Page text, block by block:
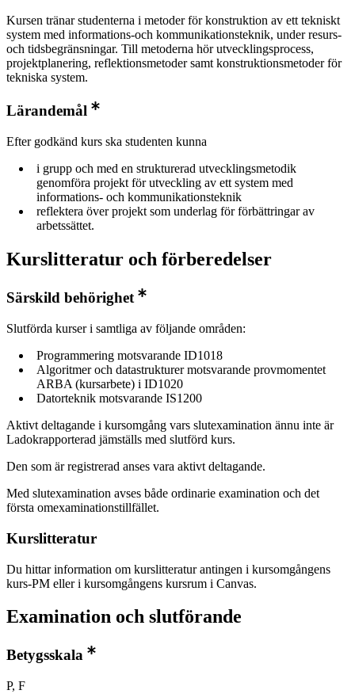
Kursen tränar studenterna i metoder för konstruktion av ett tekniskt
system med informations-och kommunikationsteknik, under resurs-
och tidsbegränsningar. Till metoderna hör utvecklingsprocess,
projektplanering, reflektionsmetoder samt konstruktionsmetoder för
tekniska system.
Lärandemål
Efter godkänd kurs ska studenten kunna
i grupp och med en strukturerad utvecklingsmetodik
genomföra projekt för utveckling av ett system med
informations- och kommunikationsteknik
reflektera över projekt som underlag för förbättringar av
arbetssättet.
Kurslitteratur och förberedelser
Särskild behörighet
Slutförda kurser i samtliga av följande områden:
Programmering motsvarande ID1018
Algoritmer och datastrukturer motsvarande provmomentet
ARBA (kursarbete) i ID1020
Datorteknik motsvarande IS1200
Aktivt deltagande i kursomgång vars slutexamination ännu inte är
Ladokrapporterad jämställs med slutförd kurs.
Den som är registrerad anses vara aktivt deltagande.
Med slutexamination avses både ordinarie examination och det
första omexaminationstillfället.
Kurslitteratur
Du hittar information om kurslitteratur antingen i kursomgångens
kurs-PM eller i kursomgångens kursrum i Canvas.
Examination och slutförande
Betygsskala
P, F